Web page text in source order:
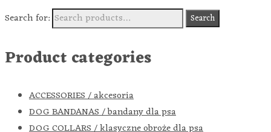
Search for:
Search
Product categories
ACCESSORIES / akcesoria
DOG BANDANAS / bandany dla psa
DOG COLLARS / klasyczne obroże dla psa